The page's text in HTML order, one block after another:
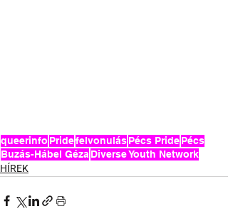
queerinfo PridefelvonulásPécs PridePécs
Buzás-Hábel GézaDiverse Youth Network
HÍREK